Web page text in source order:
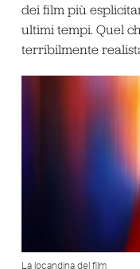
dei film più
ultimi tempi. Quel
terribilmente
La locandina del film